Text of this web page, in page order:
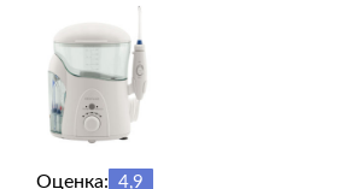
Оценка: 4,9